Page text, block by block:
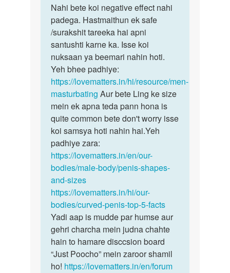
to
Aunty
ji..Kam
umra
se…
by
Vishal
Nahi
bete
koi
negative…
Nahi bete koi negative effect nahi
padega. Hastmaithun ek safe
/surakshit tareeka hai apni
santushti karne ka. Isse koi
nuksaan ya beemari nahin hoti.
Yeh bhee padhiye:
https://lovematters.in/hi/resource/men-
masturbating Aur bete Ling ke size
mein ek apna teda pann hona is
quite common bete don't worry isse
koi samsya hoti nahin hai.Yeh
padhiye zara:
https://lovematters.in/en/our-
bodies/male-body/penis-shapes-
and-sizes
https://lovematters.in/hi/our-
bodies/curved-penis-top-5-facts
Yadi aap is mudde par humse aur
gehri charcha mein judna chahte
hain to hamare disccsion board
“Just Poocho” mein zaroor shamil
ho! https://lovematters.in/en/forum